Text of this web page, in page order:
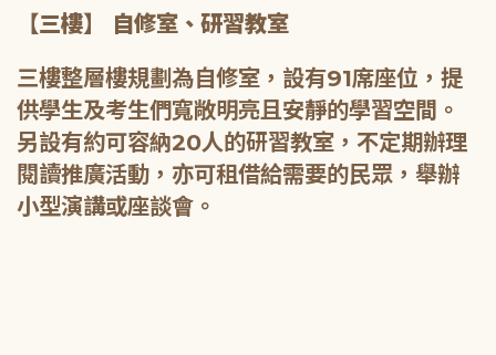
【三樓】 自修室、研習教室
三樓整層樓規劃為自修室，設有91席座位，提
供學生及考生們寬敞明亮且安靜的學習空間。
另設有約可容納20人的研習教室，不定期辦理
閱讀推廣活動，亦可租借給需要的民眾，舉辦
小型演講或座談會。